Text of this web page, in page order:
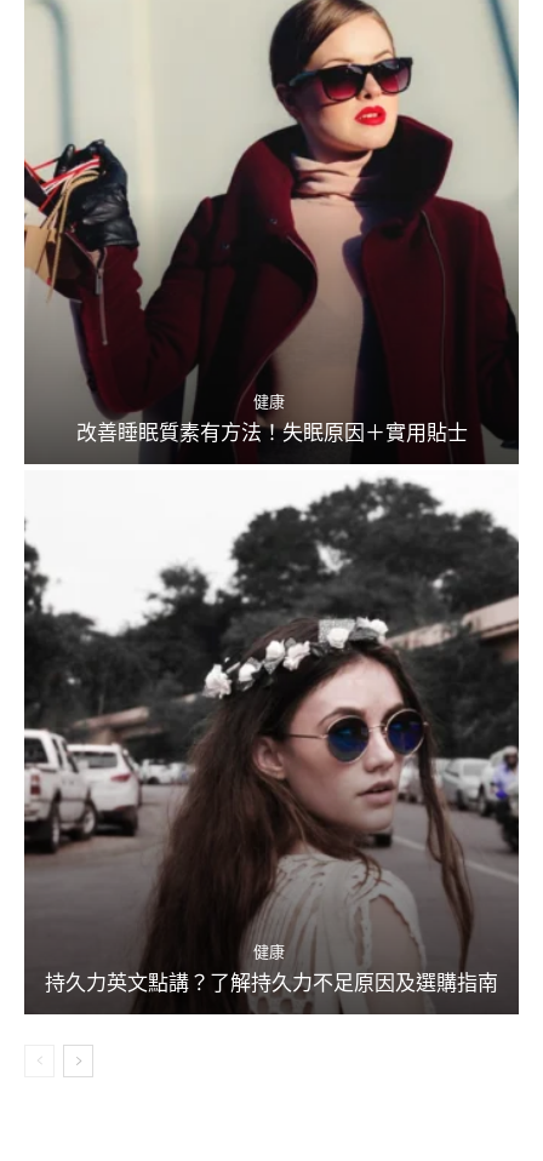
健康
改善睡眠質素有方法！失眠原因＋實用貼士
健康
持久力英文點講？了解持久力不足原因及選購指南